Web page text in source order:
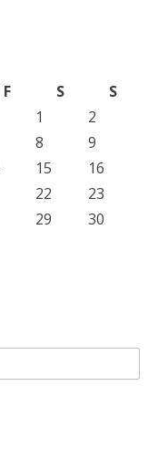
F S
S
1
2
8
9
15
16
22
23
29
30